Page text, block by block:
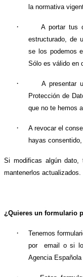
la normativa
·
A portar tus
estructurado, de
se los podemos
Sólo es válido en
·
A presentar
Protección de
que no te hemos
·
A revocar el
hayas
Si modificas algún dato,
mantenerlos actualizados.
¿Quieres un formulario
·
Tenemos
por
email o si
Agencia